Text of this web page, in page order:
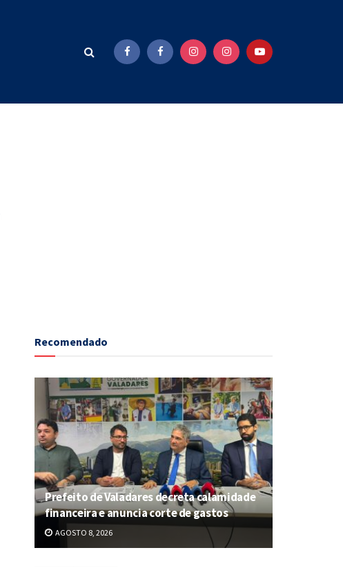
Recomendado
Prefeito de Valadares decreta calamidade
financeira e anuncia corte de gastos
AGOSTO 8, 2026